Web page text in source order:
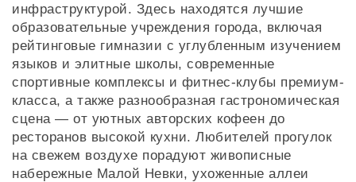
инфраструктурой. Здесь находятся лучшие
образовательные учреждения города, включая
рейтинговые гимназии с углубленным изучением
языков и элитные школы, современные
спортивные комплексы и фитнес-клубы премиум-
класса, а также разнообразная гастрономическая
сцена — от уютных авторских кофеен до
ресторанов высокой кухни. Любителей прогулок
на свежем воздухе порадуют живописные
набережные Малой Невки, ухоженные аллеи